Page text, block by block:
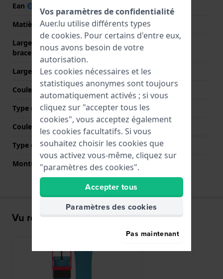
Ean
Matière bracelet
Résine
Largeur de la patte (du
bracelet)
17 mm
Largeur entre Corne
17 mm
Couleur du bracelet
Bleu
Type de fermoir
Boucle
Couleur de fermoir
Rouge
Type de montage
Goupilles en acier
Monture droite
Non
Vu récemment
Vos paramètres de confidentialité
Auer.lu utilise différents types
de cookies. Pour certains d'entre eux,
nous avons besoin de votre
autorisation.
Les cookies nécessaires et les
statistiques anonymes sont toujours
automatiquement activés ; si vous
cliquez sur "accepter tous les
cookies", vous acceptez également
les cookies facultatifs. Si vous
souhaitez choisir les cookies que
vous activez vous-même, cliquez sur
"paramètres des cookies".
Accepter tous
Paramètres des cookies
Pas maintenant